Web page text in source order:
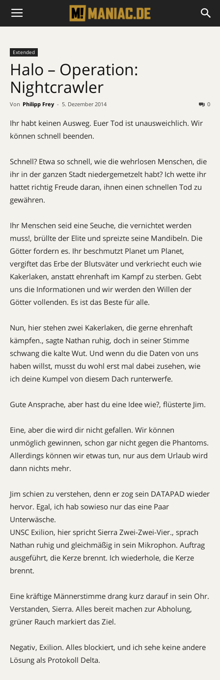
Extended
Halo – Operation:
Nightcrawler
Von Philipp Frey - 5. Dezember 2014 0
Ihr habt keinen Ausweg. Euer Tod ist unausweichlich. Wir
können schnell beenden.
Schnell? Etwa so schnell, wie die wehrlosen Menschen, die
ihr in der ganzen Stadt niedergemetzelt habt? Ich wette ihr
hattet richtig Freude daran, ihnen einen schnellen Tod zu
gewähren.
Ihr Menschen seid eine Seuche, die vernichtet werden
muss!, brüllte der Elite und spreizte seine Mandibeln. Die
Götter fordern es. Ihr beschmutzt Planet um Planet,
vergiftet das Erbe der Blutsväter und verkriecht euch wie
Kakerlaken, anstatt ehrenhaft im Kampf zu sterben. Gebt
uns die Informationen und wir werden den Willen der
Götter vollenden. Es ist das Beste für alle.
Nun, hier stehen zwei Kakerlaken, die gerne ehrenhaft
kämpfen., sagte Nathan ruhig, doch in seiner Stimme
schwang die kalte Wut. Und wenn du die Daten von uns
haben willst, musst du wohl erst mal dabei zusehen, wie
ich deine Kumpel von diesem Dach runterwerfe.
Gute Ansprache, aber hast du eine Idee wie?, flüsterte Jim.
Eine, aber die wird dir nicht gefallen. Wir können
unmöglich gewinnen, schon gar nicht gegen die Phantoms.
Allerdings können wir etwas tun, nur aus dem Urlaub wird
dann nichts mehr.
Jim schien zu verstehen, denn er zog sein DATAPAD wieder
hervor. Egal, ich hab sowieso nur das eine Paar
Unterwäsche.
UNSC Exilion, hier spricht Sierra Zwei-Zwei-Vier., sprach
Nathan ruhig und gleichmäßig in sein Mikrophon. Auftrag
ausgeführt, die Kerze brennt. Ich wiederhole, die Kerze
brennt.
Eine kräftige Männerstimme drang kurz darauf in sein Ohr.
Verstanden, Sierra. Alles bereit machen zur Abholung,
grüner Rauch markiert das Ziel.
Negativ, Exilion. Alles blockiert, und ich sehe keine andere
Lösung als Protokoll Delta.